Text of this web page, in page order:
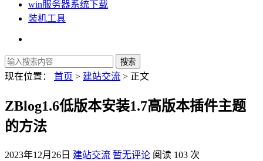
win服务器系统下载
装机工具
现在位置： 首页 > 建站交流 > 正文
ZBlog1.6低版本安装1.7高版本插件主题
的方法
2023年12月26日 建站交流 暂无评论 阅读 103 次